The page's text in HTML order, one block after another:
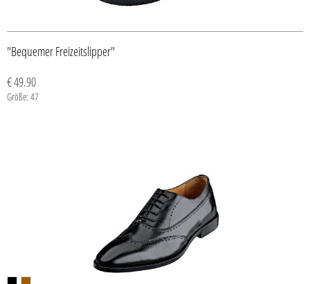
"Bequemer Freizeitslipper"
€ 49.90
Größe: 47